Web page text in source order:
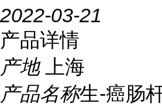
2022-03-21
产品详情
产地
上海
产品名称生-癌肠